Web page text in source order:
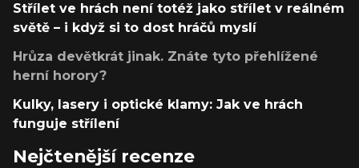
Střílet ve hrách není totéž jako střílet v reálném
světě – i když si to dost hráčů myslí
Hrůza devětkrát jinak. Znáte tyto přehlížené
herní horory?
Kulky, lasery i optické klamy: Jak ve hrách
funguje střílení
Nejčtenější recenze